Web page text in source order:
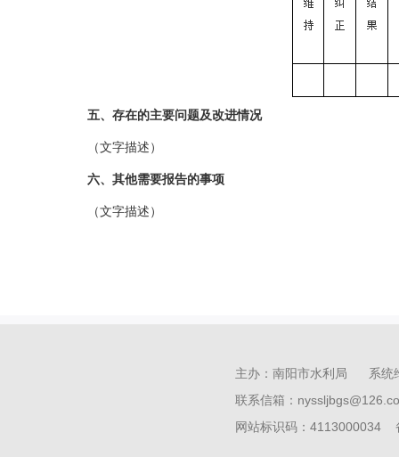
五、存在的主要问题及改进情况
（文字描述）
六、其他需要报告的事项
（文字描述）
主办：南阳市水利局 系
联系信箱：
网站标识码：4113000034